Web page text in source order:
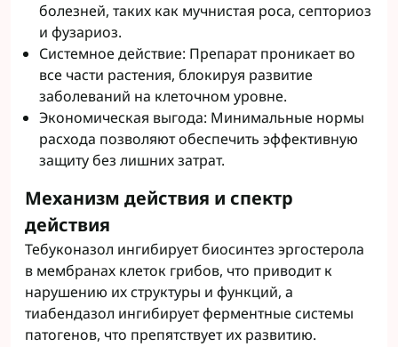
болезней, таких как мучнистая роса, септориоз
и фузариоз.
Системное действие: Препарат проникает во
все части растения, блокируя развитие
заболеваний на клеточном уровне.
Экономическая выгода: Минимальные нормы
расхода позволяют обеспечить эффективную
защиту без лишних затрат.
Механизм действия и спектр
действия
Тебуконазол ингибирует биосинтез эргостерола
в мембранах клеток грибов, что приводит к
нарушению их структуры и функций, а
тиабендазол ингибирует ферментные системы
патогенов, что препятствует их развитию.